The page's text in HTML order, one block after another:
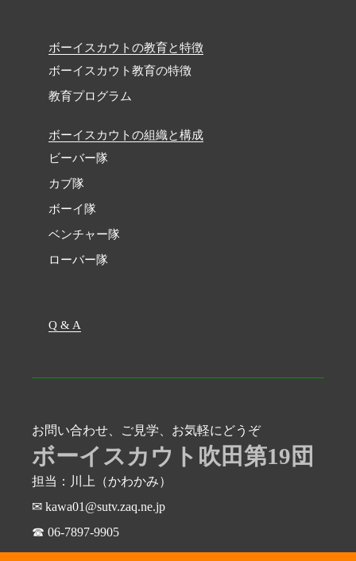
ボーイスカウトの教育と特徴
ボーイスカウト教育の特徴
教育プログラム
ボーイスカウトの組織と構成
ビーバー隊
カブ隊
ボーイ隊
ベンチャー隊
ローバー隊
Q & A
お問い合わせ、ご見学、お気軽にどうぞ
ボーイスカウト吹田第19団
担当：川上（かわかみ）
✉ kawa01@sutv.zaq.ne.jp
☎ 06-7897-9905